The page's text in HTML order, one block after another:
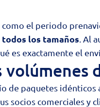
, como el periodo
los tamaños . Al
es exactamente el
volúmenes
de paquetes
socios comerciales y